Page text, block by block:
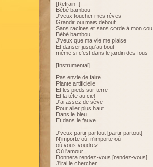
[Refrain :]
Bébé bambou
J'veux toucher mes rêves
Grandir oui mais debout
Sans racines et sans corde à mon cou
Bébé bambou
J'veux que ma vie me plaise
Et danser jusqu'au bout
même si c'est dans le jardin des fous
[Instrumental]
Pas envie de faire
Plante artificielle
Et les pieds sur terre
Et la tête au ciel
J'ai assez de sève
Pour aller plus haut
Dans le bleu
Et dans le fauve
J'veux partir partout [partir partout]
N'importe où, n'importe où
où vous voudrez
Où l'amour
Donnera rendez-vous [rendez-vous]
J'irai le chercher